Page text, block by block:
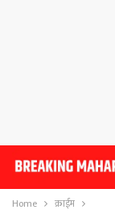
Home क्राईम